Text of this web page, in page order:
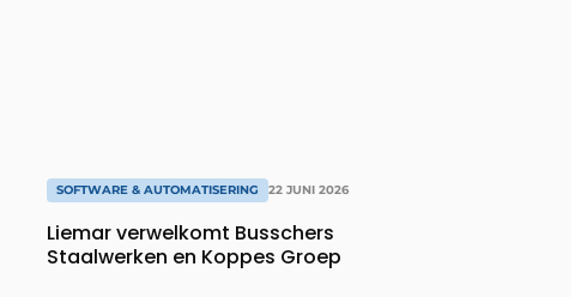
SOFTWARE & AUTOMATISERING 22 JUNI 2026
Liemar verwelkomt Busschers
Staalwerken en Koppes Groep